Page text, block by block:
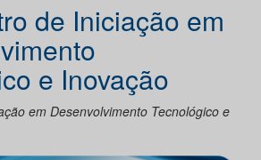
de Iniciação em
e Inovação
em Desenvolvimento Tecnológico e